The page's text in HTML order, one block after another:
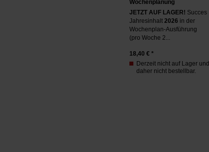
Wochenplanung
JETZT AUF LAGER! Succes
Jahresinhalt 2026 in der
Wochenplan-Ausführung
(pro Woche 2...
18,40 € *
Derzeit nicht auf Lager und
daher nicht bestellbar.